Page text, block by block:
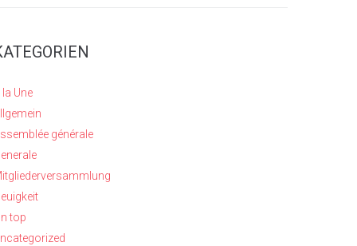
la Une
générale
top